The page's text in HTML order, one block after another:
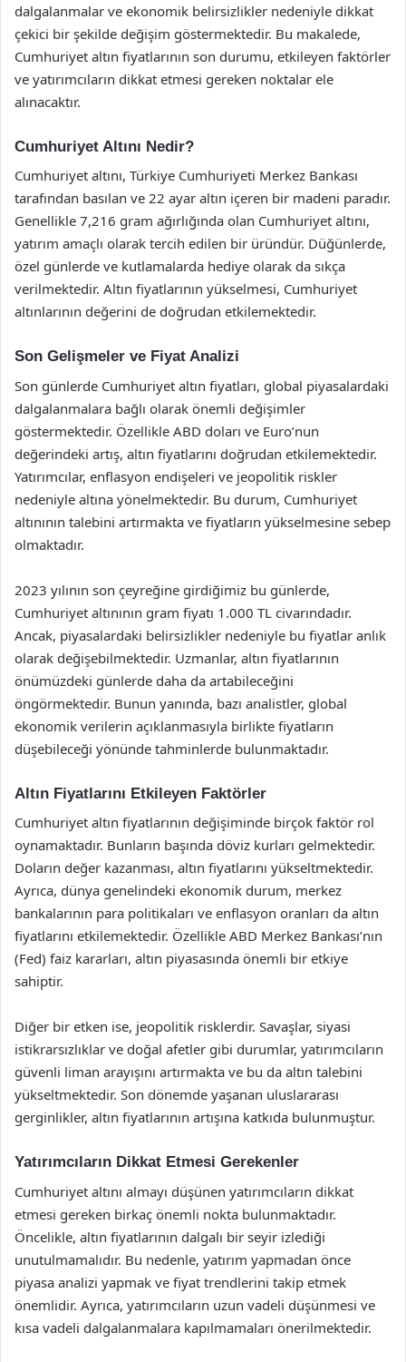
dalgalanmalar ve ekonomik belirsizlikler nedeniyle dikkat
çekici bir şekilde değişim göstermektedir. Bu makalede,
Cumhuriyet altın fiyatlarının son durumu, etkileyen faktörler
ve yatırımcıların dikkat etmesi gereken noktalar ele
alınacaktır.
Cumhuriyet Altını Nedir?
Cumhuriyet altını, Türkiye Cumhuriyeti Merkez Bankası
tarafından basılan ve 22 ayar altın içeren bir madeni paradır.
Genellikle 7,216 gram ağırlığında olan Cumhuriyet altını,
yatırım amaçlı olarak tercih edilen bir üründür. Düğünlerde,
özel günlerde ve kutlamalarda hediye olarak da sıkça
verilmektedir. Altın fiyatlarının yükselmesi, Cumhuriyet
altınlarının değerini de doğrudan etkilemektedir.
Son Gelişmeler ve Fiyat Analizi
Son günlerde Cumhuriyet altın fiyatları, global piyasalardaki
dalgalanmalara bağlı olarak önemli değişimler
göstermektedir. Özellikle ABD doları ve Euro’nun
değerindeki artış, altın fiyatlarını doğrudan etkilemektedir.
Yatırımcılar, enflasyon endişeleri ve jeopolitik riskler
nedeniyle altına yönelmektedir. Bu durum, Cumhuriyet
altınının talebini artırmakta ve fiyatların yükselmesine sebep
olmaktadır.
2023 yılının son çeyreğine girdiğimiz bu günlerde,
Cumhuriyet altınının gram fiyatı 1.000 TL civarındadır.
Ancak, piyasalardaki belirsizlikler nedeniyle bu fiyatlar anlık
olarak değişebilmektedir. Uzmanlar, altın fiyatlarının
önümüzdeki günlerde daha da artabileceğini
öngörmektedir. Bunun yanında, bazı analistler, global
ekonomik verilerin açıklanmasıyla birlikte fiyatların
düşebileceği yönünde tahminlerde bulunmaktadır.
Altın Fiyatlarını Etkileyen Faktörler
Cumhuriyet altın fiyatlarının değişiminde birçok faktör rol
oynamaktadır. Bunların başında döviz kurları gelmektedir.
Doların değer kazanması, altın fiyatlarını yükseltmektedir.
Ayrıca, dünya genelindeki ekonomik durum, merkez
bankalarının para politikaları ve enflasyon oranları da altın
fiyatlarını etkilemektedir. Özellikle ABD Merkez Bankası’nın
(Fed) faiz kararları, altın piyasasında önemli bir etkiye
sahiptir.
Diğer bir etken ise, jeopolitik risklerdir. Savaşlar, siyasi
istikrarsızlıklar ve doğal afetler gibi durumlar, yatırımcıların
güvenli liman arayışını artırmakta ve bu da altın talebini
yükseltmektedir. Son dönemde yaşanan uluslararası
gerginlikler, altın fiyatlarının artışına katkıda bulunmuştur.
Yatırımcıların Dikkat Etmesi Gerekenler
Cumhuriyet altını almayı düşünen yatırımcıların dikkat
etmesi gereken birkaç önemli nokta bulunmaktadır.
Öncelikle, altın fiyatlarının dalgalı bir seyir izlediği
unutulmamalıdır. Bu nedenle, yatırım yapmadan önce
piyasa analizi yapmak ve fiyat trendlerini takip etmek
önemlidir. Ayrıca, yatırımcıların uzun vadeli düşünmesi ve
kısa vadeli dalgalanmalara kapılmamaları önerilmektedir.